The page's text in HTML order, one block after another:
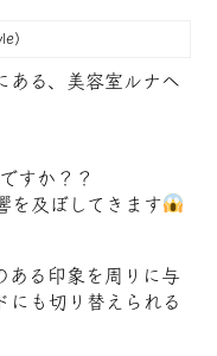
）
ある、美容室ルナヘ
すか？？
を及ぼしてきます
ある印象を周りに与
にも切り替えられる